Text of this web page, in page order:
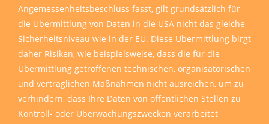
Angemessenheitsbeschluss fasst, gilt grundsätzlich für
die Übermittlung von Daten in die USA nicht das gleiche
Sicherheitsniveau wie in der EU. Diese Übermittlung birgt
daher Risiken, wie beispielsweise, dass die für die
Übermittlung getroffenen technischen, organisatorischen
und vertraglichen Maßnahmen nicht ausreichen, um zu
verhindern, dass Ihre Daten von öffentlichen Stellen zu
Kontroll- oder Überwachungszwecken verarbeitet